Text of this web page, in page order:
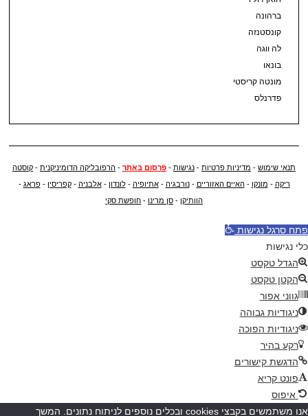
ברהונה
קונסטנזה
לה ווגה
בונאו
מונטה קריסטי
פדרנלס
תנאי שימוש - מדיניות פרטיות - נגישות - פרסום באתר - הרפובליקה הדומיניקנית - קוסטה
ריקה - מונקו -האיים האזוריים -נורבגיה -אתיופיה -לונדון -אלבניה -קפריסין -פראג -
הוותיקן - סן מרינו - חופשת סקי
פתח סרגל נגישות
כלי נגישות
הגדל טקסט
הקטן טקסט
גווני אפור
ניגודיות גבוהה
ניגודיות הפוכה
רקע בהיר
הדגשת קישורים
פונט קריא
איפוס
אנו משתמשים בקבצי cookies ובכלים נוספים לניתוח נתונים. המשך